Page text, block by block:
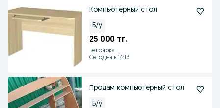
Компьютерный стол
Б/у
25 000 тг.
Белоярка
Сегодня в 14:13
Продам компьютерный стол
Б/у